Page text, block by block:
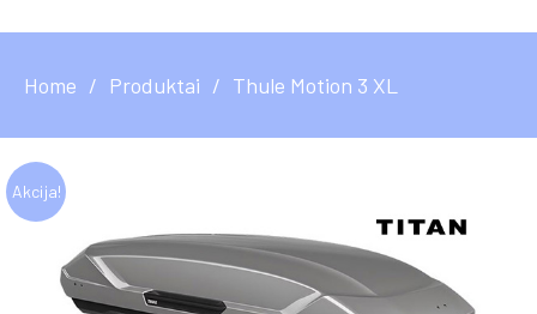
Home Produktai Thule Motion 3 XL
Akcija!